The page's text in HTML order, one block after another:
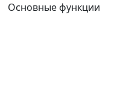
Основные функции